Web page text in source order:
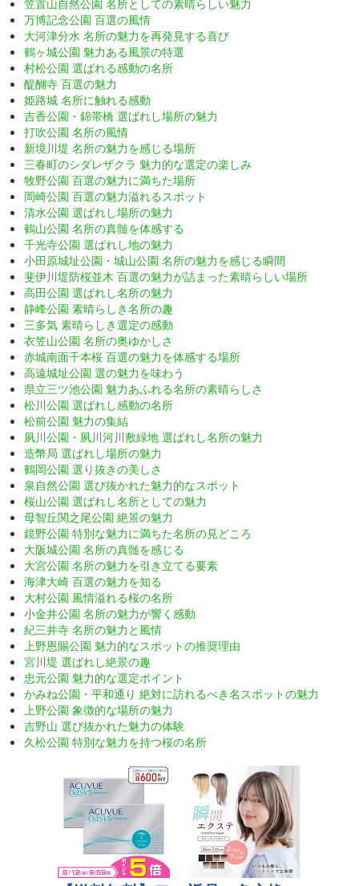
笠置山自然公園 名所としての素晴らしい魅力
万博記念公園 百選の風情
大河津分水 名所の魅力を再発見する喜び
鶴ヶ城公園 魅力ある風景の特選
村松公園 選ばれる感動の名所
醍醐寺 百選の魅力
姫路城 名所に触れる感動
吉香公園・錦帯橋 選ばれし場所の魅力
打吹公園 名所の風情
新境川堤 名所の魅力を感じる場所
三春町のシダレザクラ 魅力的な選定の楽しみ
牧野公園 百選の魅力に満ちた場所
岡崎公園 百選の魅力溢れるスポット
清水公園 選ばれし場所の魅力
鶴山公園 名所の真髄を体感する
千光寺公園 選ばれし地の魅力
小田原城址公園・城山公園 名所の魅力を感じる瞬間
斐伊川堤防桜並木 百選の魅力が詰まった素晴らしい場所
高田公園 選ばれし名所の魅力
静峰公園 素晴らしき名所の趣
三多気 素晴らしき選定の感動
衣笠山公園 名所の奥ゆかしさ
赤城南面千本桜 百選の魅力を体感する場所
高遠城址公園 選の魅力を味わう
県立三ツ池公園 魅力あふれる名所の素晴らしさ
松川公園 選ばれし感動の名所
松前公園 魅力の集結
夙川公園・夙川河川敷緑地 選ばれし名所の魅力
造幣局 選ばれし場所の魅力
鶴岡公園 選り抜きの美しさ
泉自然公園 選び抜かれた魅力的なスポット
桜山公園 選ばれし名所としての魅力
母智丘関之尾公園 絶景の魅力
鏡野公園 特別な魅力に満ちた名所の見どころ
大阪城公園 名所の真髄を感じる
大宮公園 名所の魅力を引き立てる要素
海津大崎 百選の魅力を知る
大村公園 風情溢れる桜の名所
小金井公園 名所の魅力が響く感動
紀三井寺 名所の魅力と風情
上野恩賜公園 魅力的なスポットの推奨理由
宮川堤 選ばれし絶景の趣
忠元公園 魅力的な選定ポイント
かみね公園・平和通り 絶対に訪れるべき名スポットの魅力
上野公園 象徴的な場所の魅力
吉野山 選び抜かれた魅力の体験
久松公園 特別な魅力を持つ桜の名所